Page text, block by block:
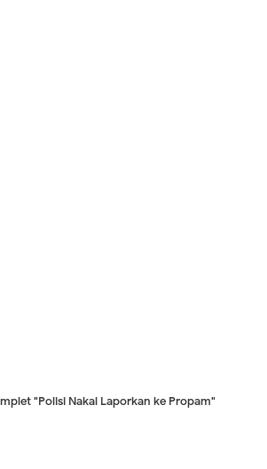
"Polisi Nakal Laporkan ke Propam"